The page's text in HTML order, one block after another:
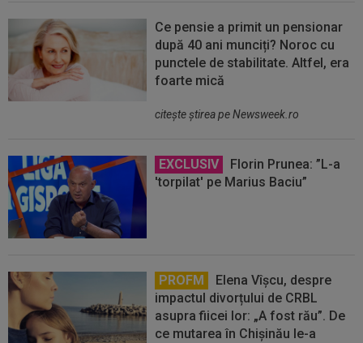
Ce pensie a primit un pensionar
după 40 ani munciți? Noroc cu
punctele de stabilitate. Altfel, era
foarte mică
citeşte ştirea pe Newsweek.ro
EXCLUSIV
Florin Prunea: ”L-a
'torpilat' pe Marius Baciu”
PROFM
Elena Vîșcu, despre
impactul divorțului de CRBL
asupra fiicei lor: „A fost rău”. De
ce mutarea în Chișinău le-a